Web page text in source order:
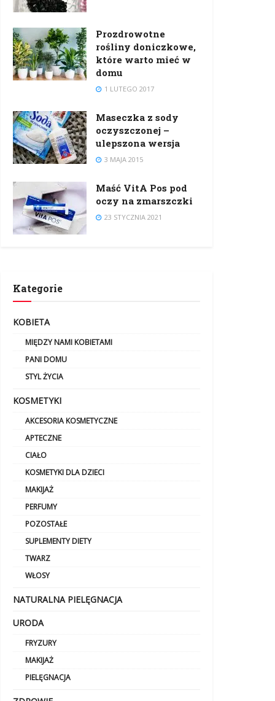
Prozdrowotne
rośliny doniczkowe,
które warto mieć w
domu
1 LUTEGO 2017
Maseczka z sody
oczyszczonej –
ulepszona wersja
3 MAJA 2015
Maść VitA Pos pod
oczy na zmarszczki
23 STYCZNIA 2021
Kategorie
KOBIETA
MIĘDZY NAMI KOBIETAMI
PANI DOMU
STYL ŻYCIA
KOSMETYKI
AKCESORIA KOSMETYCZNE
APTECZNE
CIAŁO
KOSMETYKI DLA DZIECI
MAKIJAŻ
PERFUMY
POZOSTAŁE
SUPLEMENTY DIETY
TWARZ
WŁOSY
NATURALNA PIELĘGNACJA
URODA
FRYZURY
MAKIJAŻ
PIELĘGNACJA